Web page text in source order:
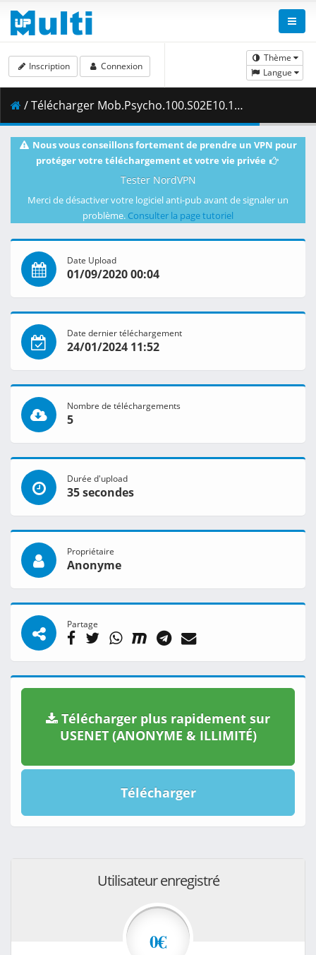
Thème
Langue
Inscription Connexion
/ Télécharger Mob.Psycho.100.S02E10.1080p.Blu-Ray.10-Bit.Dual-Audio.TrueHD.x265-iAHD.mkv.003 ( 451.82 MB )
Nous vous conseillons fortement de prendre un VPN pour
protéger votre téléchargement et votre vie privée
Tester NordVPN
Merci de désactiver votre logiciel anti-pub avant de signaler un
problème. Consulter la page tutoriel
Date Upload
01/09/2020 00:04
Date dernier téléchargement
24/01/2024 11:52
Nombre de téléchargements
5
Durée d'upload
35 secondes
Propriétaire
Anonyme
Partage
Télécharger plus rapidement sur
USENET (ANONYME & ILLIMITÉ)
Télécharger
Utilisateur enregistré
0€